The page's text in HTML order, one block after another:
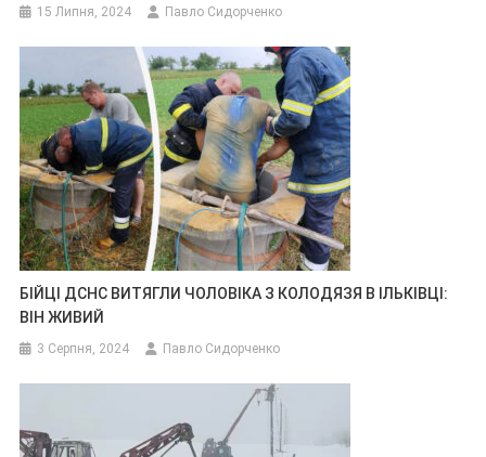
15 Липня, 2024 Павло Сидорченко
БІЙЦІ ДСНС ВИТЯГЛИ ЧОЛОВІКА З КОЛОДЯЗЯ В ІЛЬКІВЦІ:
ВІН ЖИВИЙ
3 Серпня, 2024 Павло Сидорченко